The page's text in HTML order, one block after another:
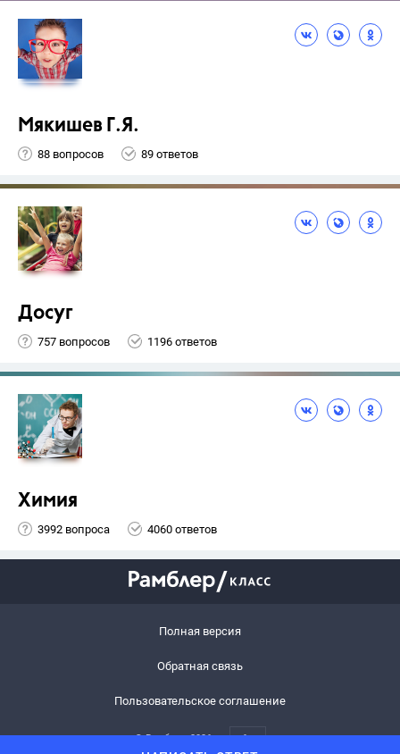
Мякишев Г.Я.
88 вопросов 89 ответов
Досуг
757 вопросов 1196 ответов
Химия
3992 вопроса 4060 ответов
Полная версия
Обратная связь
Пользовательское соглашение
© Рамблер,2026 6+